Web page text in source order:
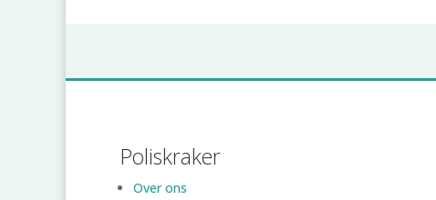
Poliskraker
Over ons